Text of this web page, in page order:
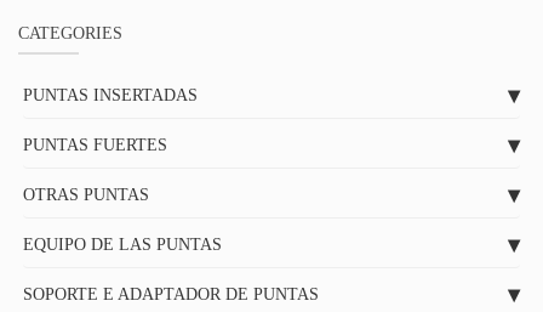
CATEGORIES
PUNTAS INSERTADAS
PUNTAS FUERTES
OTRAS PUNTAS
EQUIPO DE LAS PUNTAS
SOPORTE E ADAPTADOR DE PUNTAS